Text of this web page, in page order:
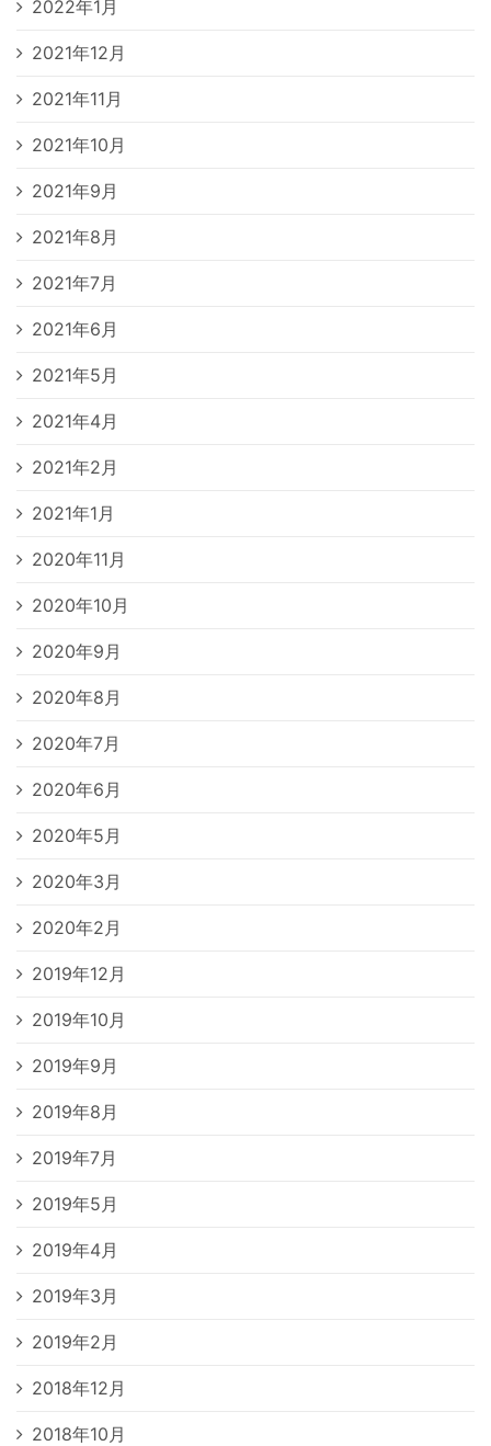
2022年1月
2021年12月
2021年11月
2021年10月
2021年9月
2021年8月
2021年7月
2021年6月
2021年5月
2021年4月
2021年2月
2021年1月
2020年11月
2020年10月
2020年9月
2020年8月
2020年7月
2020年6月
2020年5月
2020年3月
2020年2月
2019年12月
2019年10月
2019年9月
2019年8月
2019年7月
2019年5月
2019年4月
2019年3月
2019年2月
2018年12月
2018年10月